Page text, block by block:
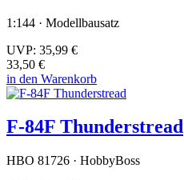
1:144 · Modellbausatz
UVP: 35,99 €
33,50 €
in den Warenkorb
F-84F Thunderstread
HBO 81726 · HobbyBoss